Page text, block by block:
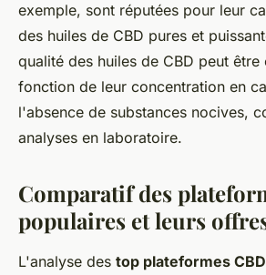
exemple, sont réputées pour leur
des huiles de CBD pures et
qualité des huiles de CBD peut être
fonction de leur concentration en
l'absence de substances nocives,
analyses en laboratoire.
Comparatif des
populaires et leurs
L'analyse des top plateformes CBD